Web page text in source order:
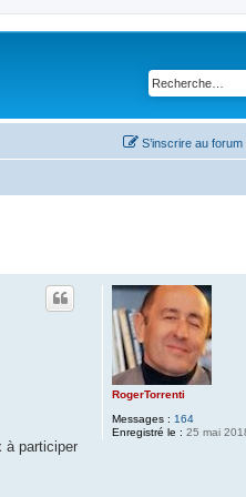
S’inscrire au forum
RogerTorrenti
Messages : 164
Enregistré le : 25 mai
à participer